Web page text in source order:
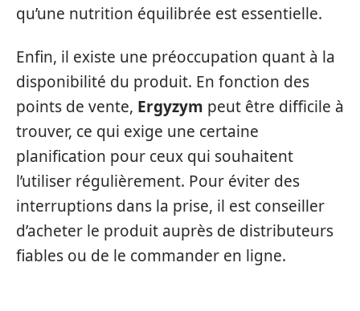
qu’une nutrition équilibrée est essentielle.
Enfin, il existe une préoccupation quant à la
disponibilité du produit. En fonction des
points de vente, Ergyzym peut être difficile à
trouver, ce qui exige une certaine
planification pour ceux qui souhaitent
l’utiliser régulièrement. Pour éviter des
interruptions dans la prise, il est conseiller
d’acheter le produit auprès de distributeurs
fiables ou de le commander en ligne.